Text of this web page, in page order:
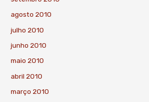
agosto 2010
julho 2010
junho 2010
maio 2010
abril 2010
março 2010